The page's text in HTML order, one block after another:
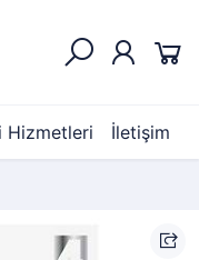
Hizmetleri İletişim